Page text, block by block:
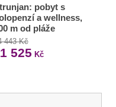
pobyt s
a wellness,
m od pláže
443 Kč
525 Kč